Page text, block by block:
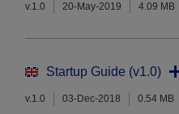
v.1.0 20-May-2019 4.09 MB
Startup Guide (v1.0)
v.1.0 03-Dec-2018 0.54 MB